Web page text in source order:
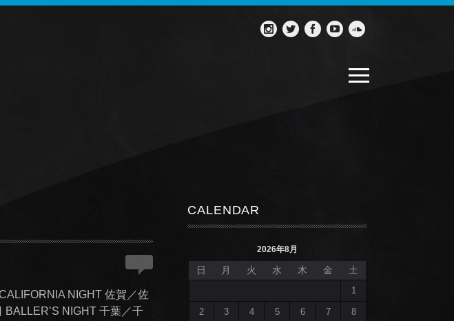
NIGHT 佐賀／佐
NIGHT 千葉／千
CALENDAR
2026年8月
日 月 火 水 木 金 土
1
2 3 4 5 6 7 8